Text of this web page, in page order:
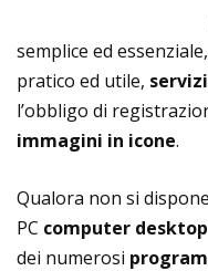
semplice ed
pratico ed utile,
l’obbligo di
immagini in icone.
Qualora non si
PC computer desktop
dei numerosi